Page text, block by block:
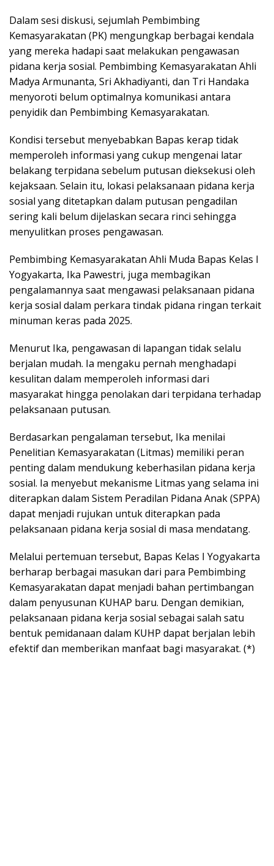
Dalam sesi diskusi, sejumlah Pembimbing
Kemasyarakatan (PK) mengungkap berbagai kendala
yang mereka hadapi saat melakukan pengawasan
pidana kerja sosial. Pembimbing Kemasyarakatan Ahli
Madya Armunanta, Sri Akhadiyanti, dan Tri Handaka
menyoroti belum optimalnya komunikasi antara
penyidik dan Pembimbing Kemasyarakatan.
Kondisi tersebut menyebabkan Bapas kerap tidak
memperoleh informasi yang cukup mengenai latar
belakang terpidana sebelum putusan dieksekusi oleh
kejaksaan. Selain itu, lokasi pelaksanaan pidana kerja
sosial yang ditetapkan dalam putusan pengadilan
sering kali belum dijelaskan secara rinci sehingga
menyulitkan proses pengawasan.
Pembimbing Kemasyarakatan Ahli Muda Bapas Kelas I
Yogyakarta, Ika Pawestri, juga membagikan
pengalamannya saat mengawasi pelaksanaan pidana
kerja sosial dalam perkara tindak pidana ringan terkait
minuman keras pada 2025.
Menurut Ika, pengawasan di lapangan tidak selalu
berjalan mudah. Ia mengaku pernah menghadapi
kesulitan dalam memperoleh informasi dari
masyarakat hingga penolakan dari terpidana terhadap
pelaksanaan putusan.
Berdasarkan pengalaman tersebut, Ika menilai
Penelitian Kemasyarakatan (Litmas) memiliki peran
penting dalam mendukung keberhasilan pidana kerja
sosial. Ia menyebut mekanisme Litmas yang selama ini
diterapkan dalam Sistem Peradilan Pidana Anak (SPPA)
dapat menjadi rujukan untuk diterapkan pada
pelaksanaan pidana kerja sosial di masa mendatang.
Melalui pertemuan tersebut, Bapas Kelas I Yogyakarta
berharap berbagai masukan dari para Pembimbing
Kemasyarakatan dapat menjadi bahan pertimbangan
dalam penyusunan KUHAP baru. Dengan demikian,
pelaksanaan pidana kerja sosial sebagai salah satu
bentuk pemidanaan dalam KUHP dapat berjalan lebih
efektif dan memberikan manfaat bagi masyarakat. (*)